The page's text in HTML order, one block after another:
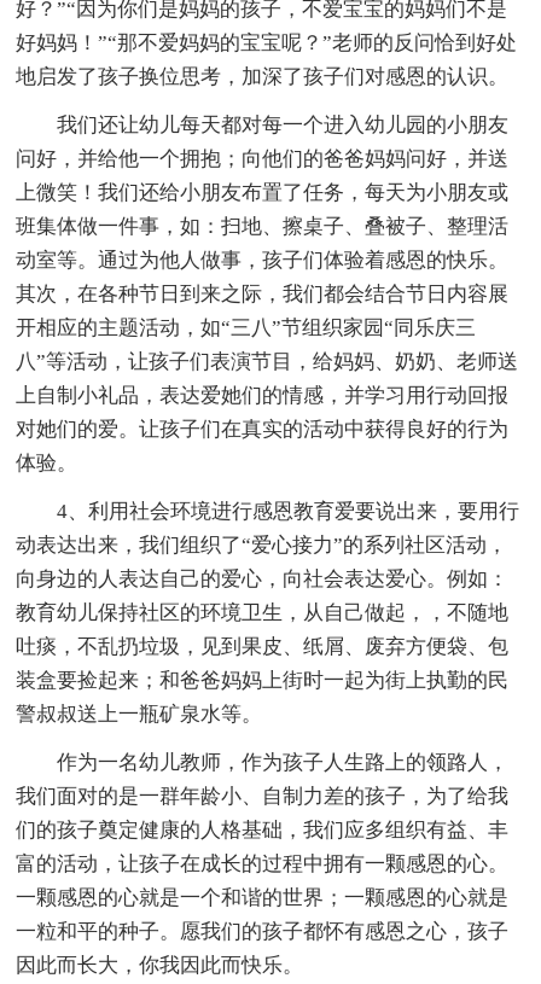
好？”“因为你们是妈妈的孩子，不爱宝宝的妈妈们不是
好妈妈！”“那不爱妈妈的宝宝呢？”老师的反问恰到好处
地启发了孩子换位思考，加深了孩子们对感恩的认识。
我们还让幼儿每天都对每一个进入幼儿园的小朋友
问好，并给他一个拥抱；向他们的爸爸妈妈问好，并送
上微笑！我们还给小朋友布置了任务，每天为小朋友或
班集体做一件事，如：扫地、擦桌子、叠被子、整理活
动室等。通过为他人做事，孩子们体验着感恩的快乐。
其次，在各种节日到来之际，我们都会结合节日内容展
开相应的主题活动，如“三八”节组织家园“同乐庆三
八”等活动，让孩子们表演节目，给妈妈、奶奶、老师送
上自制小礼品，表达爱她们的情感，并学习用行动回报
对她们的爱。让孩子们在真实的活动中获得良好的行为
体验。
4、利用社会环境进行感恩教育爱要说出来，要用行
动表达出来，我们组织了“爱心接力”的系列社区活动，
向身边的人表达自己的爱心，向社会表达爱心。例如：
教育幼儿保持社区的环境卫生，从自己做起，，不随地
吐痰，不乱扔垃圾，见到果皮、纸屑、废弃方便袋、包
装盒要捡起来；和爸爸妈妈上街时一起为街上执勤的民
警叔叔送上一瓶矿泉水等。
作为一名幼儿教师，作为孩子人生路上的领路人，
我们面对的是一群年龄小、自制力差的孩子，为了给我
们的孩子奠定健康的人格基础，我们应多组织有益、丰
富的活动，让孩子在成长的过程中拥有一颗感恩的心。
一颗感恩的心就是一个和谐的世界；一颗感恩的心就是
一粒和平的种子。愿我们的孩子都怀有感恩之心，孩子
因此而长大，你我因此而快乐。